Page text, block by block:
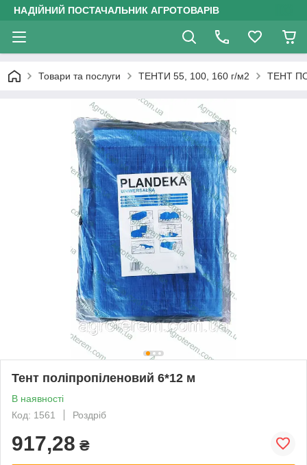
НАДІЙНИЙ ПОСТАЧАЛЬНИК АГРОТОВАРІВ
Товари та послуги ТЕНТИ 55, 100, 160 г/м2 ТЕНТ
Тент поліпропіленовий 6*12 м
В наявності
Код: 1561
Роздріб
917,28 ₴